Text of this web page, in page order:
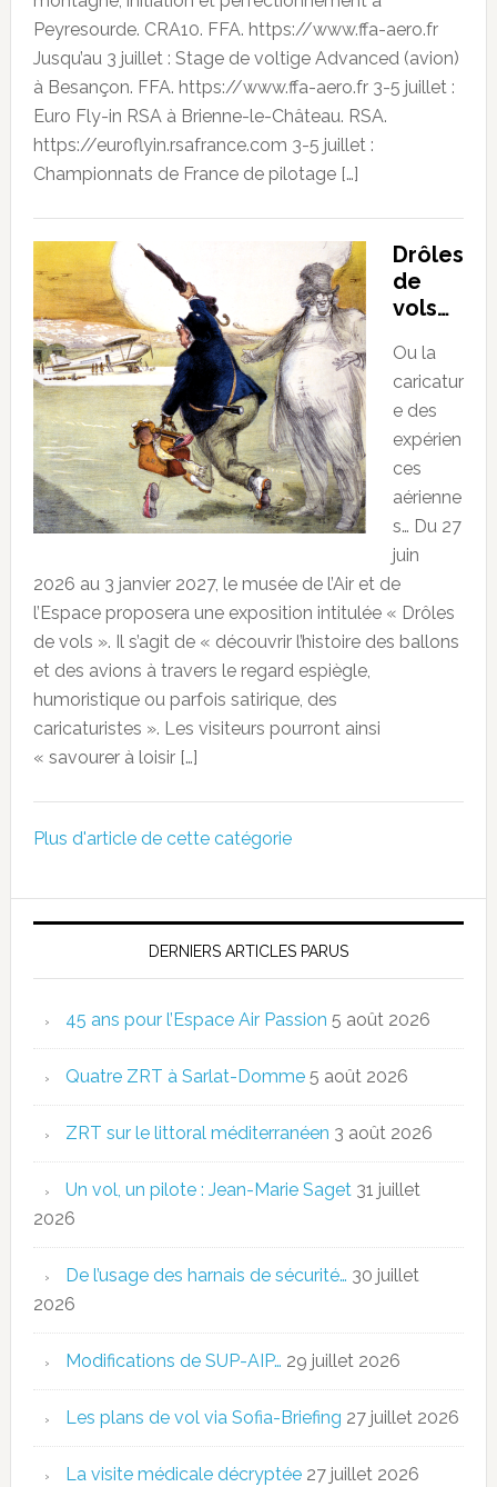
Peyresourde. CRA10. FFA. https://www.ffa-aero.fr
Jusqu’au 3 juillet : Stage de voltige Advanced (avion)
à Besançon. FFA. https://www.ffa-aero.fr 3-5 juillet :
Euro Fly-in RSA à Brienne-le-Château. RSA.
https://euroflyin.rsafrance.com 3-5 juillet :
Championnats de France de pilotage […]
Drôles
de
vols…
Ou la
caricatur
e des
expérien
ces
aérienne
s… Du 27
juin
2026 au 3 janvier 2027, le musée de l’Air et de
l’Espace proposera une exposition intitulée « Drôles
de vols ». Il s’agit de « découvrir l’histoire des ballons
et des avions à travers le regard espiègle,
humoristique ou parfois satirique, des
caricaturistes ». Les visiteurs pourront ainsi
« savourer à loisir […]
Plus d'article de cette catégorie
DERNIERS ARTICLES PARUS
45 ans pour l’Espace Air Passion 5 août 2026
Quatre ZRT à Sarlat-Domme 5 août 2026
ZRT sur le littoral méditerranéen 3 août 2026
Un vol, un pilote : Jean-Marie Saget 31 juillet
2026
De l’usage des harnais de sécurité… 30 juillet
2026
Modifications de SUP-AIP… 29 juillet 2026
Les plans de vol via Sofia-Briefing 27 juillet 2026
La visite médicale décryptée 27 juillet 2026